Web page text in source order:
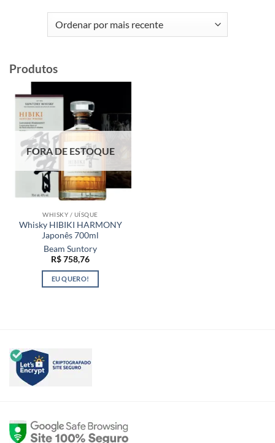
Produtos
FORA DE ESTOQUE
WHISKY / UÍSQUE
Whisky HIBIKI HARMONY
Japonês 700ml
Beam Suntory
R$758,76
EU QUERO!